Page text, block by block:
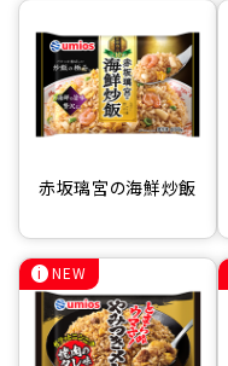
赤坂璃宮の海鮮炒飯
NEW